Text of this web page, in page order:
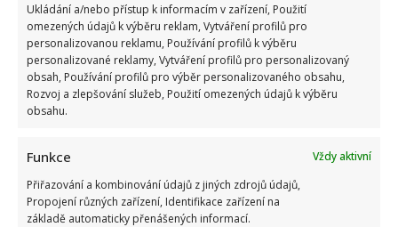
Ukládání a/nebo přístup k informacím v zařízení, Použití
omezených údajů k výběru reklam, Vytváření profilů pro
personalizovanou reklamu, Používání profilů k výběru
personalizované reklamy, Vytváření profilů pro personalizovaný
obsah, Používání profilů pro výběr personalizovaného obsahu,
Rozvoj a zlepšování služeb, Použití omezených údajů k výběru
obsahu.
Funkce
Vždy aktivní
Přiřazování a kombinování údajů z jiných zdrojů údajů,
Propojení různých zařízení, Identifikace zařízení na
základě automaticky přenášených informací.